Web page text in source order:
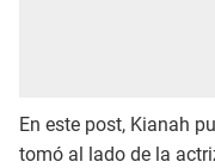
En este post, Kianah
tomó al lado de la